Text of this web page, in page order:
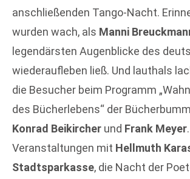
anschließenden Tango-Nacht.
wurden wach, als Manni
legendärsten Augenblicke des
wiederaufleben ließ. Und lauthals
die Besucher beim Programm
des Bücherlebens“ der
Konrad Beikircher und Frank Meyer
Veranstaltungen mit Hellmuth
Stadtsparkasse, die Nacht der